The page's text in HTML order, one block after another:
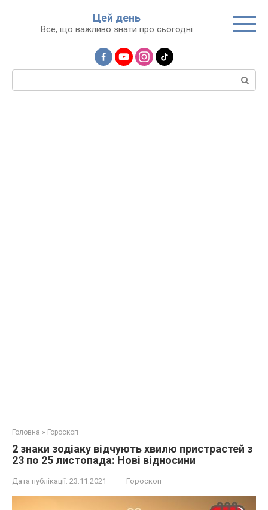
Цей день
Все, що важливо знати про сьогодні
Пошук:
Головна » Гороскоп
2 знаки зодіаку відчують хвилю пристрастей з
23 по 25 листопада: Нові відносини
Дата публікації: 23.11.2021 Гороскоп